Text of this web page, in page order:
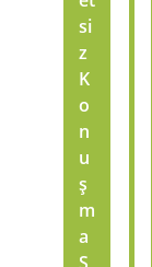
si
z
K
o
n
u
ş
m
a